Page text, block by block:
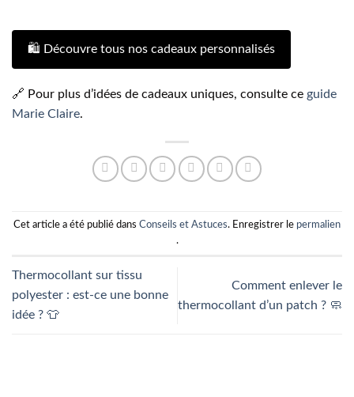
🛍️ Découvre tous nos cadeaux personnalisés
🔗 Pour plus d’idées de cadeaux uniques, consulte ce guide
Marie Claire.
Cet article a été publié dans Conseils et Astuces. Enregistrer le permalien
.
Thermocollant sur tissu
polyester : est-ce une bonne
idée ? 👕
Comment enlever le
thermocollant d’un patch ? 🧼